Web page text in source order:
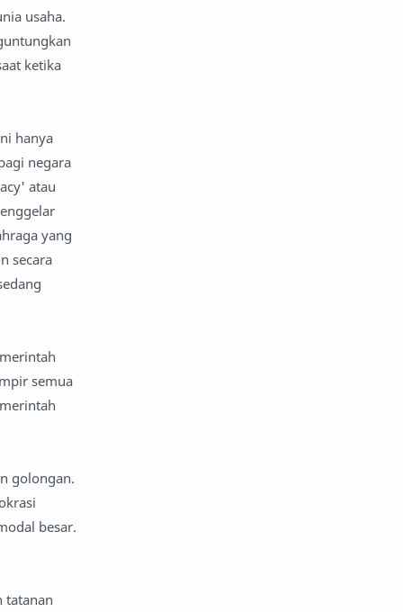
usaha.
ketika
hanya
negara
atau
yang
secara
semua
golongan.
besar.
tatanan